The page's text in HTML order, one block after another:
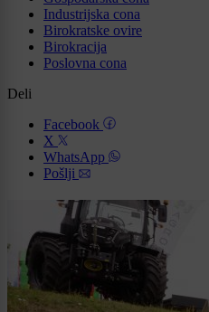
Industrijska cona
Birokratske ovire
Birokracija
Poslovna cona
Deli
Facebook
X
WhatsApp
Pošlji